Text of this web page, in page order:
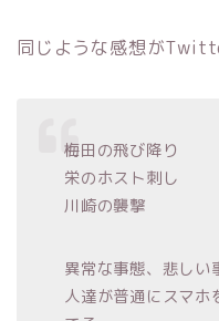
同じような感想が
梅田の飛び降り
栄のホスト刺し
川崎の襲撃
異常な事態、悲しい
人達が普通にスマホ